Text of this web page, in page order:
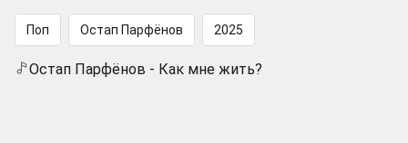
Поп Остап Парфёнов 2025
Остап Парфёнов - Как мне жить?